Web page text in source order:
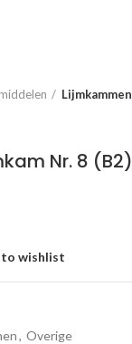
Lijmkammen
Nr. 8 (B2)
wishlist
, Overige